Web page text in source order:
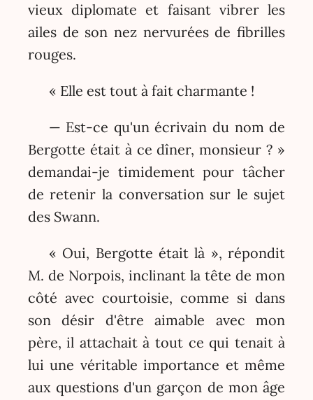
vieux diplomate et faisant vibrer les
ailes de son nez nervurées de fibrilles
rouges.
« Elle est tout à fait charmante !
— Est-ce qu'un écrivain du nom de
Bergotte était à ce dîner, monsieur ? »
demandai-je timidement pour tâcher
de retenir la conversation sur le sujet
des Swann.
« Oui, Bergotte était là », répondit
M. de Norpois, inclinant la tête de mon
côté avec courtoisie, comme si dans
son désir d'être aimable avec mon
père, il attachait à tout ce qui tenait à
lui une véritable importance et même
aux questions d'un garçon de mon âge